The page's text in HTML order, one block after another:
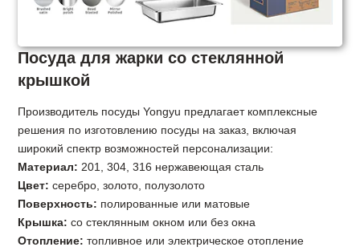
Посуда для жарки со стеклянной
крышкой
Производитель посуды Yongyu предлагает комплексные
решения по изготовлению посуды на заказ, включая
широкий спектр возможностей персонализации:
Материал: 201, 304, 316 нержавеющая сталь
Цвет: серебро, золото, полузолото
Поверхность: полированные или матовые
Крышка: со стеклянным окном или без окна
Отопление: топливное или электрическое отопление